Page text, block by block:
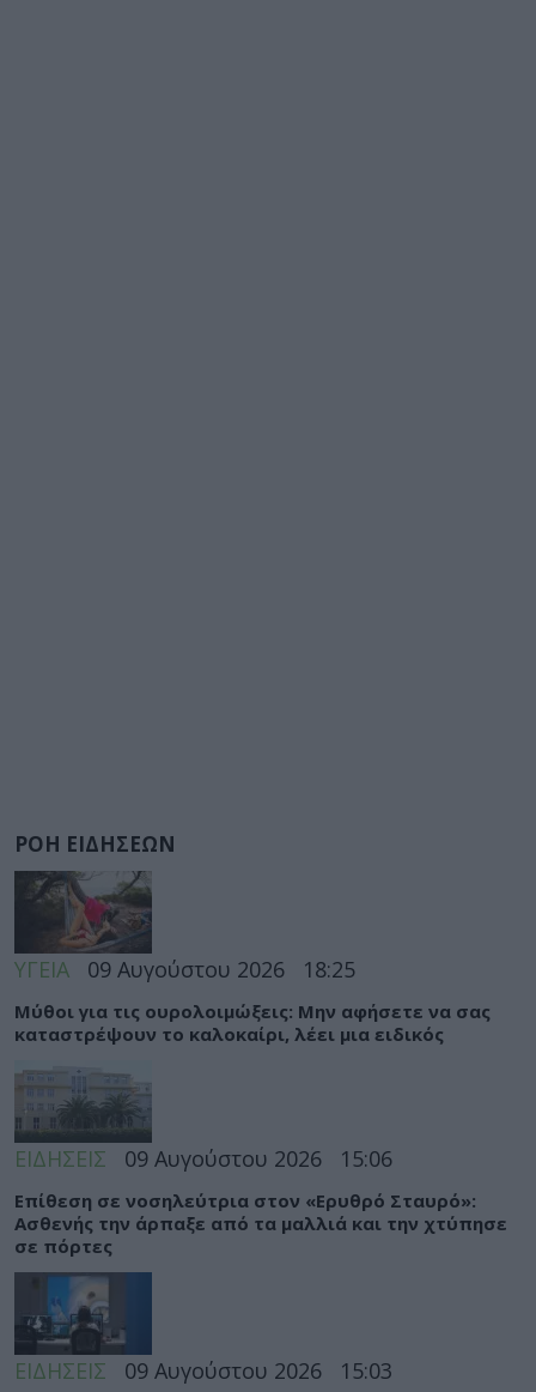
ΡΟΗ ΕΙΔΗΣΕΩΝ
ΥΓΕΙΑ 09 Αυγούστου 2026 18:25
Μύθοι για τις ουρολοιμώξεις: Μην αφήσετε να σας
καταστρέψουν το καλοκαίρι, λέει μια ειδικός
ΕΙΔΗΣΕΙΣ 09 Αυγούστου 2026 15:06
Eπίθεση σε νοσηλεύτρια στον «Ερυθρό Σταυρό»:
Ασθενής την άρπαξε από τα μαλλιά και την χτύπησε
σε πόρτες
ΕΙΔΗΣΕΙΣ 09 Αυγούστου 2026 15:03